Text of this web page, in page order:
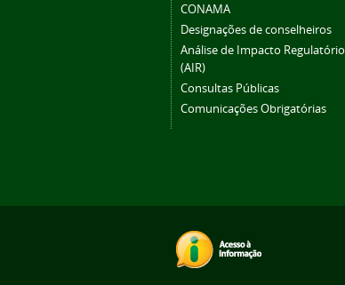
CONAMA
Designações de conselheiros
Análise de Impacto Regulatório
(AIR)
Consultas Públicas
Comunicações Obrigatórias